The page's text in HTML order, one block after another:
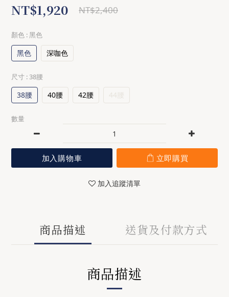
NT$1,920 NT$2,400
顏色 : 黑色
黑色 深咖色
尺寸 : 38腰
38腰 40腰 42腰 44腰
數量
加入購物車 立即購買
加入追蹤清單
商品描述 送貨及付款方式
商品描述